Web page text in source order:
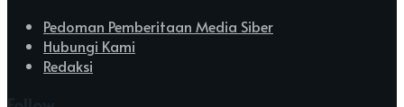
Pedoman Pemberitaan Media Siber
Hubungi Kami
Redaksi